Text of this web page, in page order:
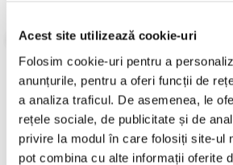
Acest site utilizează cookie-uri
Folosim cookie-uri pentru a
anunțurile, pentru a oferi funcții de
a analiza traficul. De asemenea, le
rețele sociale, de publicitate și de
privire la modul în care folosiți site-ul
pot combina cu alte informații oferite
14. Bitter Sweet Symphony
An Lansare:1999
Stil:Electronic ; Alternative Rock
Stare Disc:Near Mint (NM or M-)
Stare Coperta:Near Mint (NM or M-)
Informatii conformitate produs